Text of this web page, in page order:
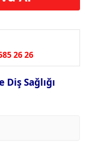
26 26
Sağlığı